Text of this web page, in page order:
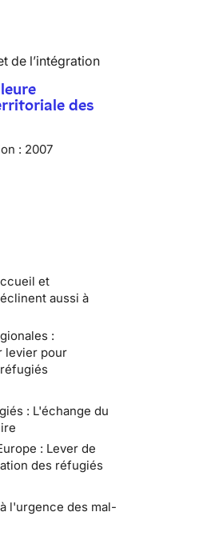
de l’intégration
des
: 2007
et
aussi à
:
levier pour
: L'échange du
: Lever de
des réfugiés
l'urgence des mal-